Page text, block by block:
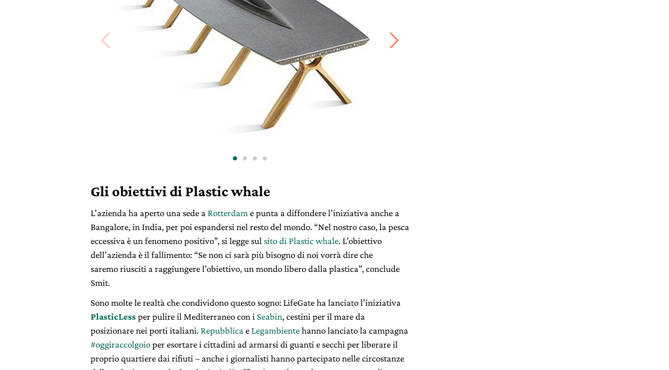
Gli obiettivi di Plastic whale
L’azienda ha aperto una sede a Rotterdam e punta a diffondere l’iniziativa anche a
Bangalore, in India, per poi espandersi nel resto del mondo. “Nel nostro caso, la pesca
eccessiva è un fenomeno positivo”, si legge sul sito di Plastic whale. L’obiettivo
dell’azienda è il fallimento: “Se non ci sarà più bisogno di noi vorrà dire che
saremo riusciti a raggiungere l’obiettivo, un mondo libero dalla plastica”, conclude
Smit.
Sono molte le realtà che condividono questo sogno: LifeGate ha lanciato l’iniziativa
PlasticLessper pulire il Mediterraneo con i Seabin, cestini per il mare da
posizionare nei porti italiani. Repubblica e Legambientehanno lanciato la campagna
#oggiraccolgoioper esortare i cittadini ad armarsi di guanti e secchi per liberare il
proprio quartiere dai rifiuti – anche i giornalisti hanno partecipato nelle circostanze